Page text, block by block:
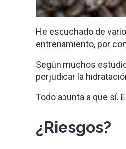
He escuchado de
entrenamiento, por
Según muchos
perjudicar la
Todo apunta a que sí.
¿Riesgos?